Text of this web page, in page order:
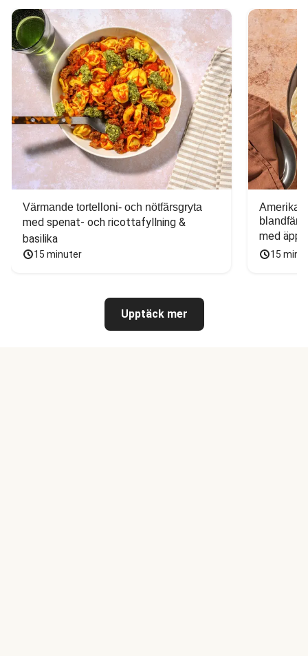
Värmande tortelloni- och nötfärsgryta
med spenat- och ricottafyllning &
basilika
15 minuter
blandfärs
med
15
Upptäck mer